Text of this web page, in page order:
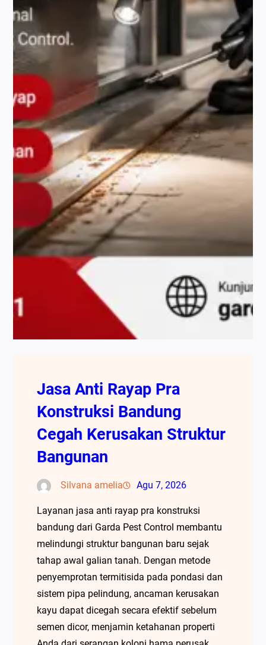
Jasa Anti Rayap Pra
Konstruksi Bandung
Cegah Kerusakan Struktur
Bangunan
Silvana amelia Agu 7, 2026
Layanan jasa anti rayap pra konstruksi
bandung dari Garda Pest Control membantu
melindungi struktur bangunan baru sejak
tahap awal galian tanah. Dengan metode
penyemprotan termitisida pada pondasi dan
sistem pipa pelindung, ancaman kerusakan
kayu dapat dicegah secara efektif sebelum
semen dicor, menjamin ketahanan properti